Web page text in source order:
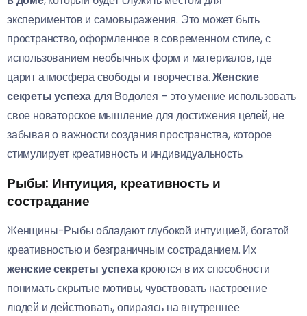
экспериментов и самовыражения. Это может быть
пространство, оформленное в современном стиле, с
использованием необычных форм и материалов, где
царит атмосфера свободы и творчества.Женские
секреты успехадля Водолея – это умение использовать
свое новаторское мышление для достижения целей, не
забывая о важности создания пространства, которое
стимулирует креативность и индивидуальность.
Рыбы: Интуиция, креативность и
сострадание
Женщины-Рыбы обладают глубокой интуицией, богатой
креативностью и безграничным состраданием. Их
женские секреты успехакроются в их способности
понимать скрытые мотивы, чувствовать настроение
людей и действовать, опираясь на внутреннее